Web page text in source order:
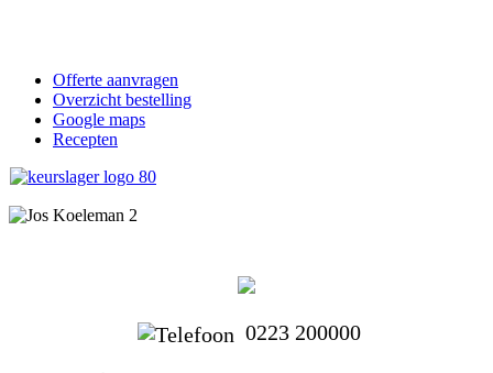
Offerte aanvragen
Overzicht bestelling
Google maps
Recepten
0223 200000